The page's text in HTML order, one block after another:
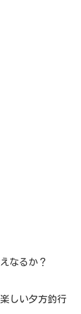
なるか？
しい夕方釣行